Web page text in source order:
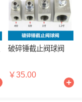
破碎锤截止阀球阀
￥35.00